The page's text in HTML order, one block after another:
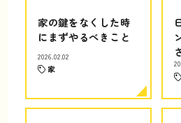
家の鍵をなくした時
にまずやるべきこと
2026.02.02
家